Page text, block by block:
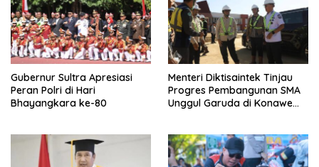
Gubernur Sultra Apresiasi
Peran Polri di Hari
Bhayangkara ke-80
Menteri Diktisaintek Tinjau
Progres Pembangunan SMA
Unggul Garuda di Konawe